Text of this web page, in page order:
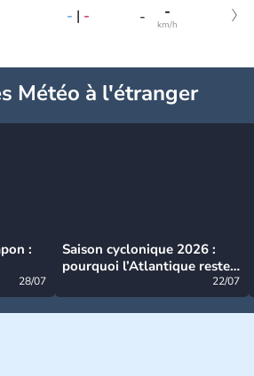
- | - - -
km/h
Météo à l'étranger
:
28/07
Saison cyclonique 2026 :
pourquoi l’Atlantique reste
22/07